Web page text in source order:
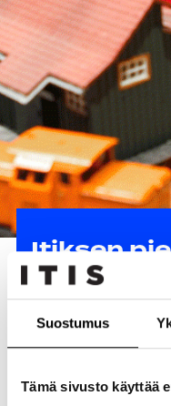
Suostumus
Tämä sivusto käyttää
Itiksen
Päivitetty 26.2.2025